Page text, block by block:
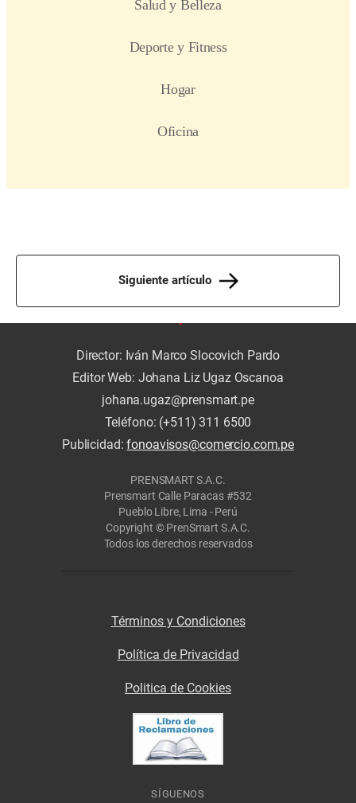
Siguiente artículo
Director: Iván Marco Slocovich Pardo
Editor Web: Johana Liz Ugaz Oscanoa
johana.ugaz@prensmart.pe
Teléfono: (+511) 311 6500
Publicidad:fonoavisos@comercio.com.pe
PRENSMART S.A.C.
Prensmart Calle Paracas #532
Pueblo Libre, Lima - Perú
Copyright © PrenSmart S.A.C.
Todos los derechos reservados
Términos y Condiciones
Política de Privacidad
Politica de Cookies
SÍGUENOS